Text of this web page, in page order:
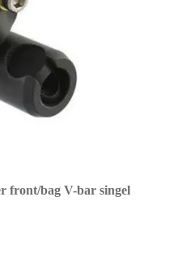
front/bag V-bar singel